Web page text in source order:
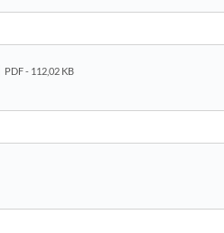
PDF - 112,02 KB